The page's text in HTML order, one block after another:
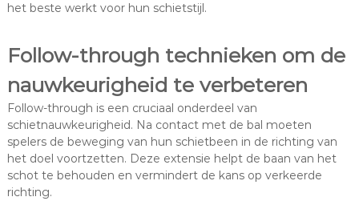
het beste werkt voor hun schietstijl.
Follow-through technieken om de
nauwkeurigheid te verbeteren
Follow-through is een cruciaal onderdeel van
schietnauwkeurigheid. Na contact met de bal moeten
spelers de beweging van hun schietbeen in de richting van
het doel voortzetten. Deze extensie helpt de baan van het
schot te behouden en vermindert de kans op verkeerde
richting.